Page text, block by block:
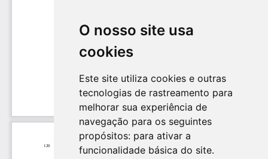
O nosso site usa
cookies
Este site utiliza cookies e outras
tecnologias de rastreamento para
melhorar sua experiência de
navegação para os seguintes
propósitos: para ativar a
funcionalidade básica do site.